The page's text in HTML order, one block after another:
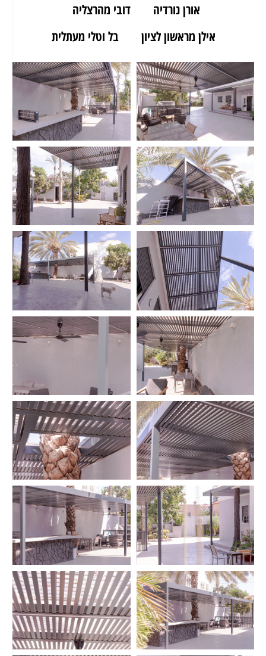
אורן נורדיה
דובי מהרצליה
אילן מראשון לציון
בל וטלי מעתלית